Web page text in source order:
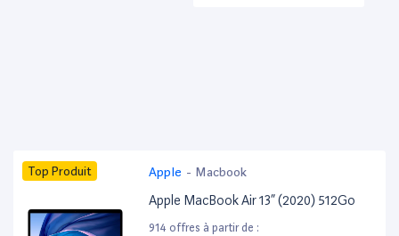
Top Produit Apple - Macbook
Apple MacBook Air 13” (2020) 512Go
914 offres à partir de :